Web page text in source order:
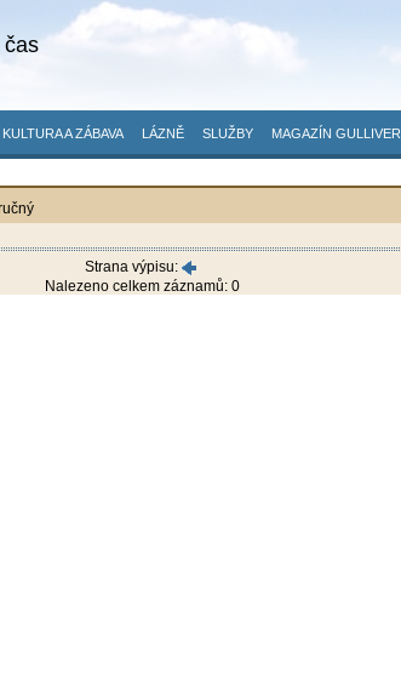
čas
KULTURA A ZÁBAVA LÁZNĚ SLUŽBY MAGAZÍN GULLIVER
Strana výpisu:
Nalezeno celkem záznamů: 0